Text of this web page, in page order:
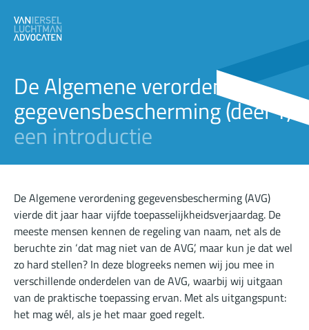
De Algemene verordening
gegevensbescherming (deel 1)
een introductie
De Algemene verordening gegevensbescherming (AVG)
vierde dit jaar haar vijfde toepasselijkheidsverjaardag. De
meeste mensen kennen de regeling van naam, net als de
beruchte zin ‘dat mag niet van de AVG’, maar kun je dat wel
zo hard stellen? In deze blogreeks nemen wij jou mee in
verschillende onderdelen van de AVG, waarbij wij uitgaan
van de praktische toepassing ervan. Met als uitgangspunt:
het mag wél, als je het maar goed regelt.